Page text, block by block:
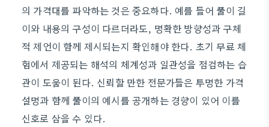
의 가격대를 파악하는 것은 중요하다. 예를 들어 풀이 길
이와 내용의 구성이 다르더라도, 명확한 방향성과 구체
적 제언이 함께 제시되는지 확인해야 한다. 초기 무료 체
험에서 제공되는 해석의 체계성과 일관성을 점검하는 습
관이 도움이 된다. 신뢰할 만한 전문가들은 투명한 가격
설명과 함께 풀이의 예시를 공개하는 경향이 있어 이를
신호로 삼을 수 있다.